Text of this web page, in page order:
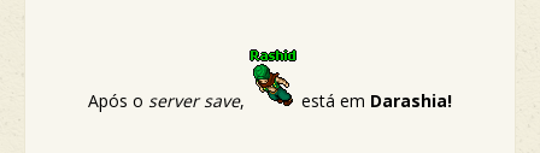
Após o server save, está em Darashia!